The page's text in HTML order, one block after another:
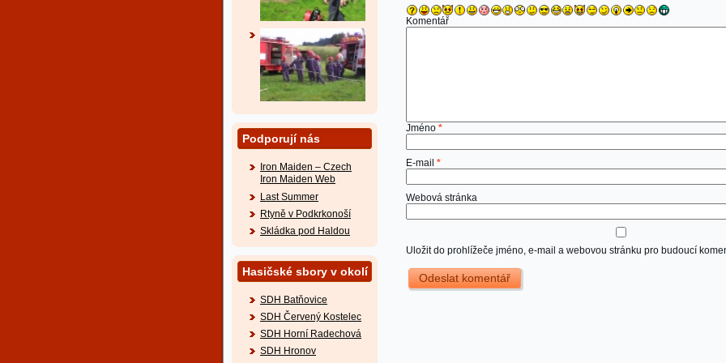
Podporují nás
Iron Maiden – Czech
Iron Maiden Web
Last Summer
Rtyně v Podkrkonoší
Skládka pod Haldou
Hasičské sbory v okolí
SDH Batňovice
SDH Červený Kostelec
SDH Horní Radechová
SDH Hronov
Komentář
Jméno *
E-mail *
Webová stránka
Uložit do prohlížeče jméno, e-mail a webovou stránku pro budoucí